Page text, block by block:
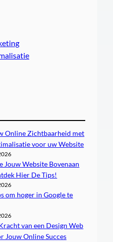
Online Zichtbaarheid met
voor uw Website
Jouw Website Bovenaan
Hier De Tips!
om hoger in Google te
van een Design Web
Jouw Online Succes